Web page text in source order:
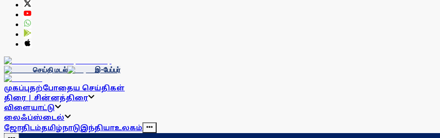
செய்தி மடல் இ-பேப்பர்
முகப்புதற்போதைய செய்திகள்
திரை | சின்னத்திரை
விளையாட்டு
லைஃப்ஸ்டைல்
ஜோதிடம்தமிழ்நாடுஇந்தியாஉலகம்